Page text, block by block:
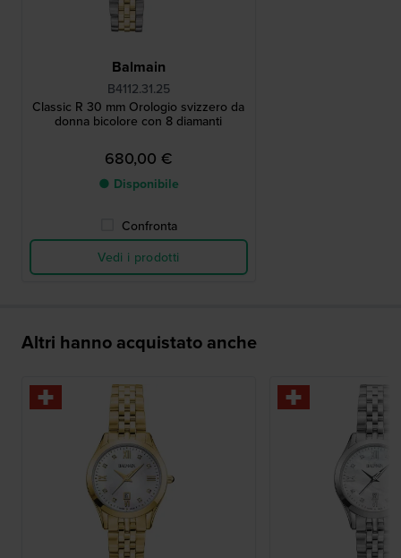
Balmain
B4112.31.25
Classic R 30 mm Orologio svizzero da
donna bicolore con 8 diamanti
680,00 €
● Disponibile
Confronta
Vedi i prodotti
Altri hanno acquistato anche